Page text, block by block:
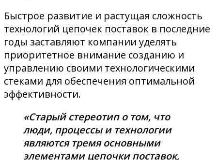
Быстрое развитие и растущая сложность
технологий цепочек поставок в последние
годы заставляют компании уделять
приоритетное внимание созданию и
управлению своими технологическими
стеками для обеспечения оптимальной
эффективности.
«Старый стереотип о том, что
люди, процессы и технологии
являются тремя основными
элементами цепочки поставок,